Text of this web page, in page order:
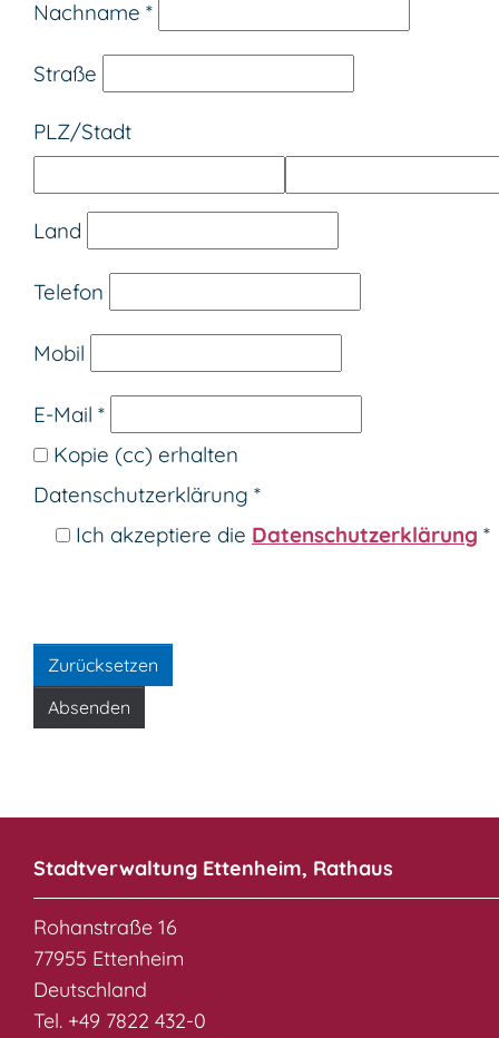
Nachname *
Straße
PLZ/Stadt
Land
Telefon
Mobil
E-Mail *
Kopie (cc) erhalten
Datenschutz­erklärung *
Ich akzeptiere die Datenschutz­erklärung *
Stadtverwaltung Ettenheim, Rathaus
Rohanstraße 16
77955 Ettenheim
Deutschland
Tel. +49 7822 432-0